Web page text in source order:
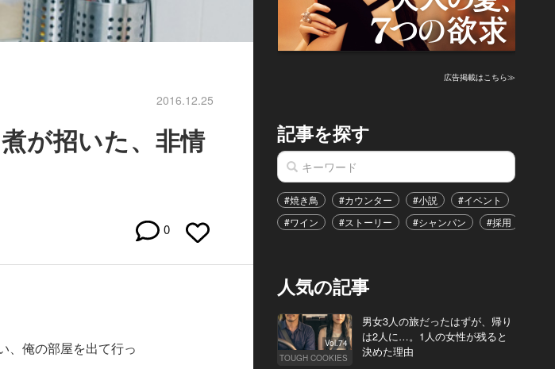
2016.12.25
が招いた、非情
0
、俺の部屋を出て行っ
広告掲載はこちら≫
記事を探す
#焼き鳥 #カウンター #小説 #イベント
#ワイン
#ストーリー #シャンパン #採用
人気の記事
Vol.74
TOUGH COOKIES
男女3人の旅だったはずが、帰り
は2人に…。1人の女性が残ると
決めた理由